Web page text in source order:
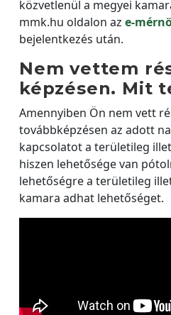
közvetlenül a megyei
mmk.hu oldalon az e-
bejelentkezés után.
Nem vettem
képzésen. Mit
Amennyiben Ön nem vett
továbbképzésen az adott
kapcsolatot a területileg
hiszen lehetősége van
lehetőségre a területileg
kamara adhat lehetőséget.